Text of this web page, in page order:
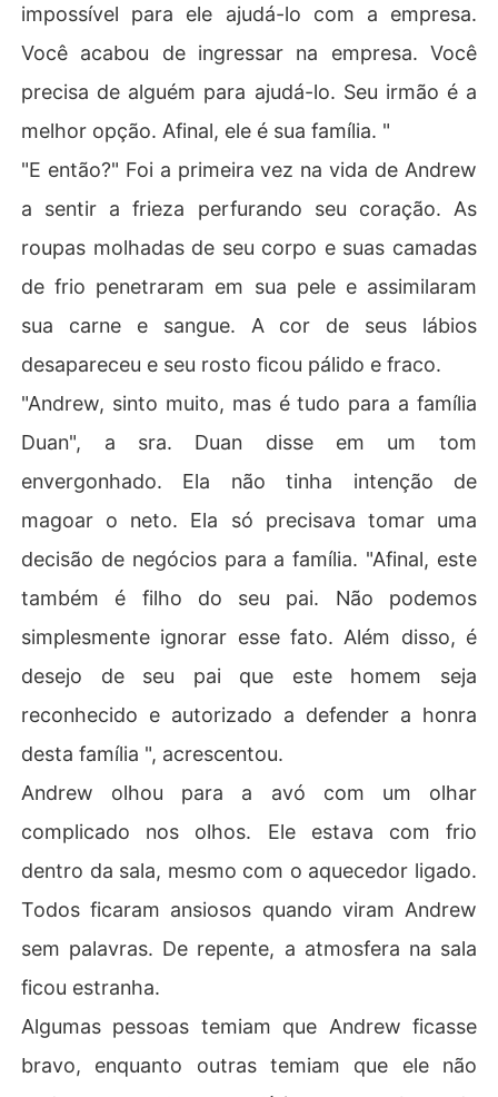
impossível para ele ajudá-lo com a empresa.
Você acabou de ingressar na empresa. Você
precisa de alguém para ajudá-lo. Seu irmão é a
melhor opção. Afinal, ele é sua família. "
"E então?" Foi a primeira vez na vida de Andrew
a sentir a frieza perfurando seu coração. As
roupas molhadas de seu corpo e suas camadas
de frio penetraram em sua pele e assimilaram
sua carne e sangue. A cor de seus lábios
desapareceu e seu rosto ficou pálido e fraco.
"Andrew, sinto muito, mas é tudo para a família
Duan", a sra. Duan disse em um tom
envergonhado. Ela não tinha intenção de
magoar o neto. Ela só precisava tomar uma
decisão de negócios para a família. "Afinal, este
também é filho do seu pai. Não podemos
simplesmente ignorar esse fato. Além disso, é
desejo de seu pai que este homem seja
reconhecido e autorizado a defender a honra
desta família ", acrescentou.
Andrew olhou para a avó com um olhar
complicado nos olhos. Ele estava com frio
dentro da sala, mesmo com o aquecedor ligado.
Todos ficaram ansiosos quando viram Andrew
sem palavras. De repente, a atmosfera na sala
ficou estranha.
Algumas pessoas temiam que Andrew ficasse
bravo, enquanto outras temiam que ele não